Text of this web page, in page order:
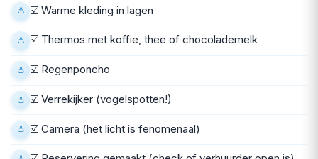
☑️ Warme kleding in lagen
☑️ Thermos met koffie, thee of chocolademelk
☑️ Regenponcho
☑️ Verrekijker (vogelspotten!)
☑️ Camera (het licht is fenomenaal)